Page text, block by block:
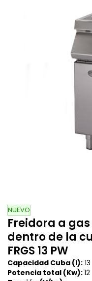
NUEVO
Freidora a
dentro de la
FRGS 13 PW
Capacidad Cuba (l): 13
Potencia total (Kw):12